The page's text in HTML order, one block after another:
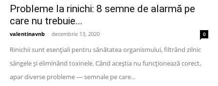
Probleme la rinichi: 8 semne de alarmă pe
care nu trebuie...
valentinavnb - decembrie 13, 2020 0
Rinichii sunt esențiali pentru sănătatea organismului, filtrând zilnic
sângele și eliminând toxinele. Când aceștia nu funcționează corect,
apar diverse probleme — semnale pe care...